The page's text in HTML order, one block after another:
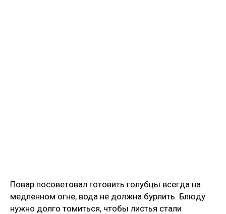
Повар посоветовал готовить голубцы всегда на
медленном огне, вода не должна бурлить. Блюду
нужно долго томиться, чтобы листья стали